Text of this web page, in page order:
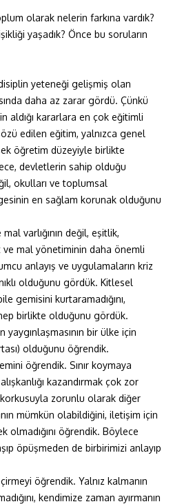
olarak nelerin farkına vardık?
yaşadık? Önce bu soruların
yeteneği gelişmiş olan
daha az zarar gördü. Çünkü
aldığı kararlara en çok eğitimli
edilen eğitim, yalnızca genel
öğretim düzeyiyle birlikte
devletlerin sahip olduğu
okulları ve toplumsal
en sağlam korunak olduğunu
varlığının değil, eşitlik,
ve mal yönetiminin daha önemli
anlayış ve uygulamaların kriz
olduğunu gördük. Kitlesel
gemisini kurtaramadığını,
birlikte olduğunu gördük.
bir ülke için
olduğunu öğrendik.
öğrendik. Sınır koymaya
kazandırmak çok zor
zorunlu olarak diğer
mümkün olabildiğini, iletişim için
olmadığını öğrendik. Böylece
öpüşmeden de birbirimizi anlayıp
öğrendik. Yalnız kalmanın
kendimize zaman ayırmanın